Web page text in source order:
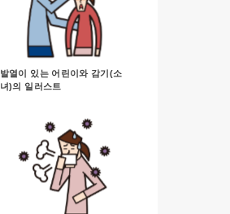
발열이 있는 어린이와 감기(소
녀)의 일러스트